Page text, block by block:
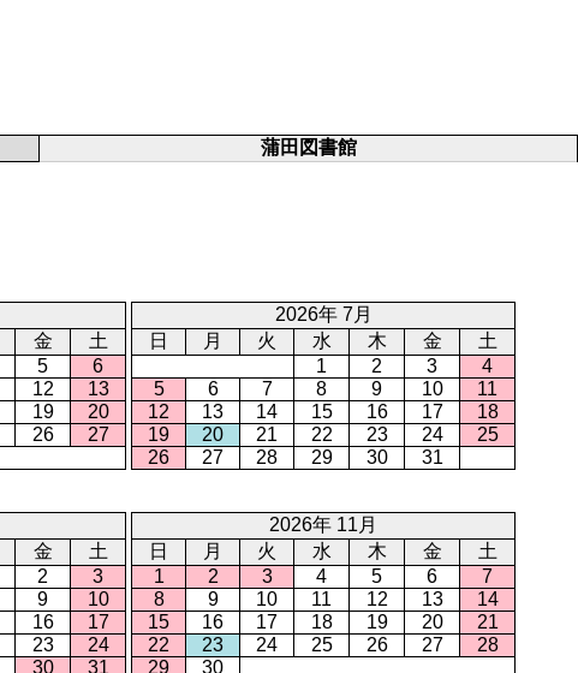
蒲田図書館
金
土
5
6
12
13
19
20
26
27
2026年 7月
日
月 火 水 木 金
土
1
2 3
4
5
6 7 8 9 10
11
12
13 14 15 16 17
18
19
20 21 22 23 24
25
26
27 28 29 30 31
金
土
2
3
9
10
16
17
23
24
30 31
2026年 11月
日
月 火 水 木 金
土
1
2 3 4 5 6
7
8
9 10 11 12 13
14
15
16 17 18 19 20
21
22
23 24 25 26 27
28
29
30